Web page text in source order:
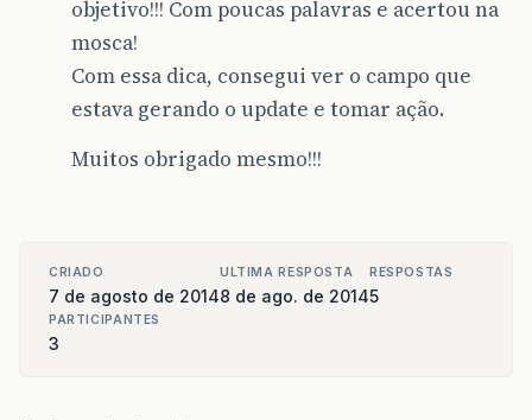
objetivo!!! Com poucas palavras e acertou na
mosca!
Com essa dica, consegui ver o campo que
estava gerando o update e tomar ação.
Muitos obrigado mesmo!!!
CRIADO
7 de agosto de 2014
ULTIMA RESPOSTA
8 de ago. de 2014
RESPOSTAS
5
PARTICIPANTES
3